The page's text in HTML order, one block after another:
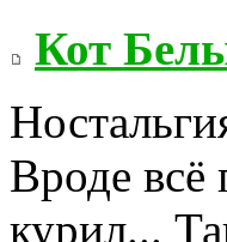
Кот
Вроде всё
курил...